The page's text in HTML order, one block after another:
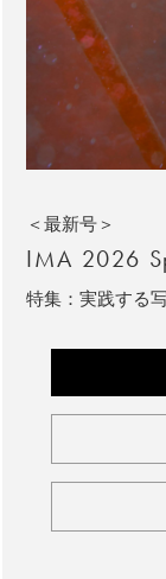
＜最新号＞
IMA 2026
特集：実践する